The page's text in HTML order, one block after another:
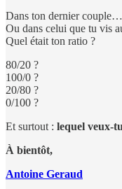
Dans ton dernier couple…
Ou dans celui que tu vis
Quel était ton ratio ?
80/20 ?
100/0 ?
20/80 ?
0/100 ?
Et surtout : lequel veux-
À bientôt,
Antoine Geraud